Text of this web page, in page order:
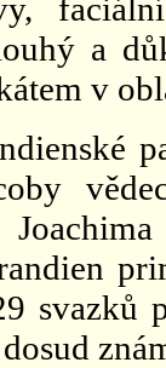
a
v
svazků